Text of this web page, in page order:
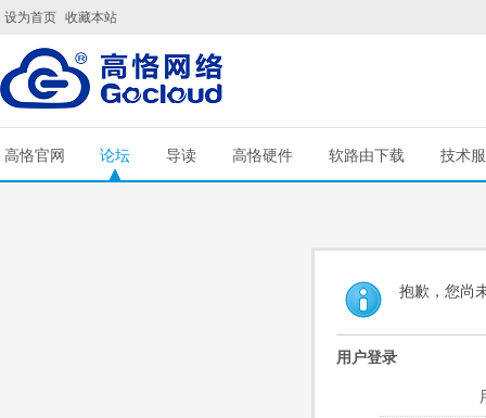
设为首页 收藏本站
高恪官网 论坛 导读 高恪硬件 软路由下载 技术
抱歉，您尚
用户登录